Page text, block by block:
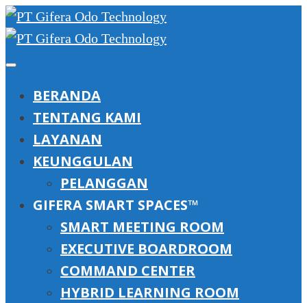
BERANDA
TENTANG KAMI
LAYANAN
KEUNGGULAN
PELANGGAN
GIFERA SMART SPACES™
SMART MEETING ROOM
EXECUTIVE BOARDROOM
COMMAND CENTER
HYBRID LEARNING ROOM